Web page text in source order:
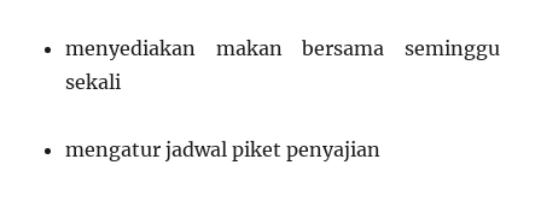
menyediakan makan bersama seminggu
sekali
mengatur jadwal piket penyajian